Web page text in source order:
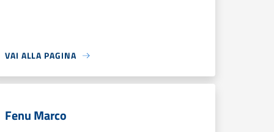
VAI ALLA PAGINA
Fenu Marco